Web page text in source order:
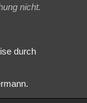
nicht.
durch